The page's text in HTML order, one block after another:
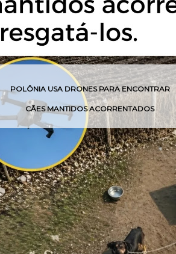
VOCÊ SABE O SIGNIFICADO DESSAS 4
EXPRESSÕES?